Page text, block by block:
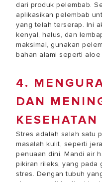
dari produk pelembab.
aplikasikan pelembab
yang telah terserap. Ini
kenyal, halus, dan
maksimal, gunakan
bahan alami seperti
4.
DAN
Stres adalah salah satu
masalah kulit, seperti
penuaan dini. Mandi air
pikiran rileks, yang pada
stres. Dengan tubuh